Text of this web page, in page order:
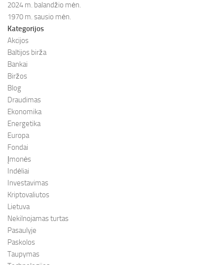
2024 m. balandžio mėn.
1970 m. sausio mėn.
Kategorijos
Akcijos
Baltijos birža
Bankai
Biržos
Blog
Draudimas
Ekonomika
Energetika
Europa
Fondai
Įmonės
Indėliai
Investavimas
Kriptovaliutos
Lietuva
Nekilnojamas turtas
Pasaulyje
Paskolos
Taupymas